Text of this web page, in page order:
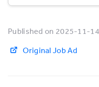
Published on 2025-11-
Original Job Ad